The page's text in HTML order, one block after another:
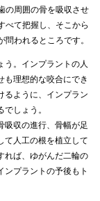
の周囲の骨を吸収させ
べて把握し、そこから
われるところです。
う。インプラントの人
も理想的な咬合にでき
るように、インプラン
しょう。
吸収の進行、骨幅が足
て人工の根を植立して
れば、ゆがんだ二輪の
ンプラントの予後もト